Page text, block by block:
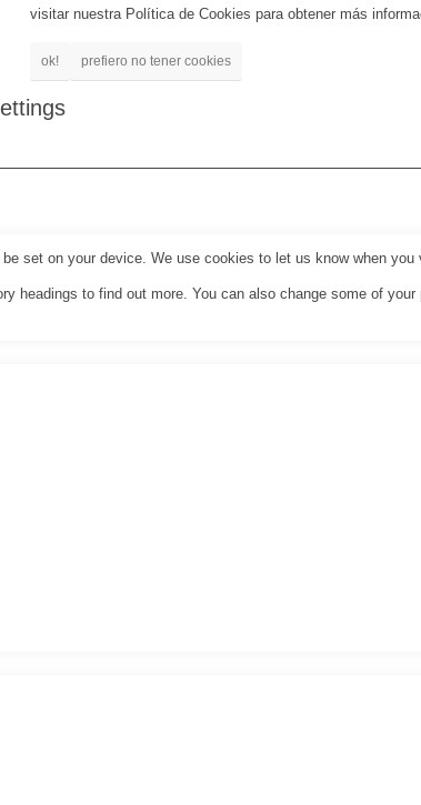
visitar nuestra Política de Cookies para obtener más
ok! prefiero no tener cookies
set on your device. We use cookies to let us know when
headings to find out more. You can also change some of